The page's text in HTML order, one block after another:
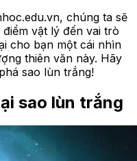
chúng ta sẽ
vật lý đến vai trò
cho bạn một cái nhìn
thiên văn này. Hãy
sao lùn trắng!
sao lùn trắng